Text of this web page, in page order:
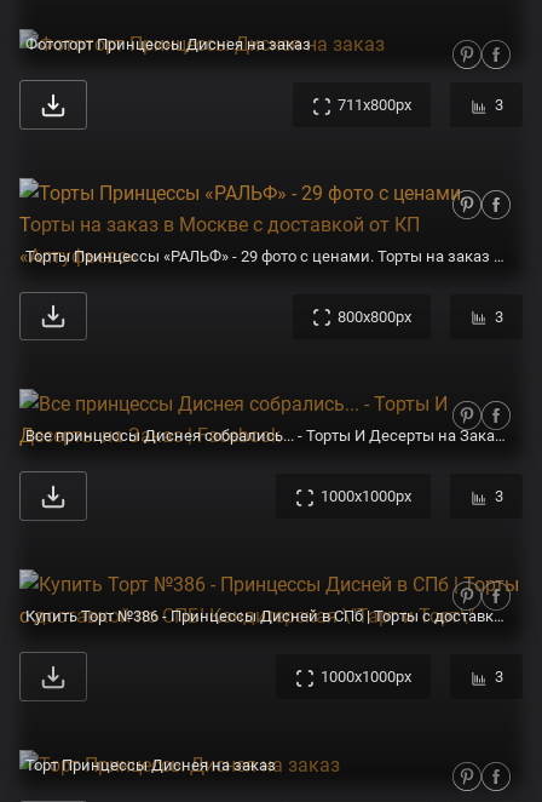
Фототорт Принцессы Диснея на заказ
711x800px 3
Торты Принцессы «РАЛЬФ» - 29 фото с ценами. Торты на заказ в Москве с доставкой от КП «Алтуфьево»
800x800px 3
Все принцессы Диснея собрались... - Торты И Десерты на Заказ | Facebook
1000x1000px 3
Купить Торт №386 - Принцессы Дисней в СПб | Торты с доставкой по СПБ! Кондитерская \"Тарт и Торт\"
1000x1000px 3
Торт Принцессы Диснея на заказ